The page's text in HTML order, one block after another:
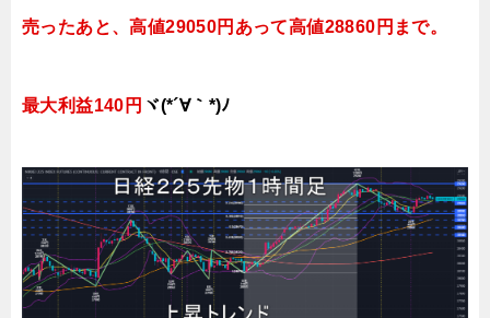
売ったあと、高値29050円あって高値28860円まで。
最大利益140円 ヾ(*´∀｀*)ﾉ